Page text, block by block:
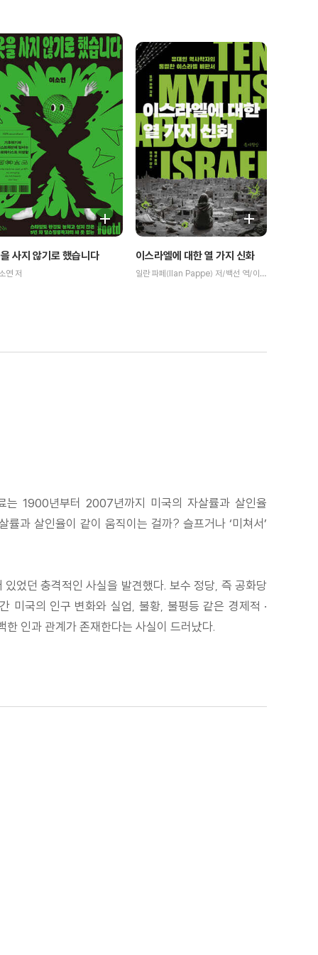
사지 않기로 했습니다
연 저
이스라엘에 대한 열 가지 신화
일란 파페(Ilan Pappe) 저/백선 역/이희수 감수
는 1900년부터 2007년까지 미국의 자살률과 살인율
과 살인율이 같이 움직이는 걸까? 슬프거나 ‘미쳐서’
었던 충격적인 사실을 발견했다. 보수 정당, 즉 공화당
미국의 인구 변화와 실업, 불황, 불평등 같은 경제적 ·
인과 관계가 존재한다는 사실이 드러났다.